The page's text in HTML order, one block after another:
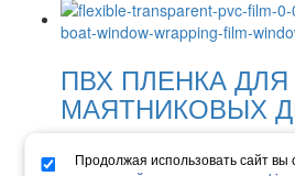
ПВХ ПЛЕНКА ДЛЯ
МАЯТНИКОВЫХ
Продолжая использовать сайт вы